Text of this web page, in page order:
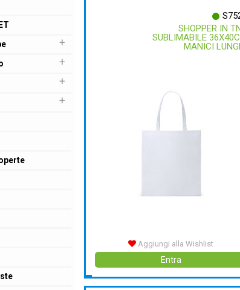
+
+
+
+
SHOPPER IN
SUBLIMABILE
MANICI
Aggiungi alla Wishlist
Entra